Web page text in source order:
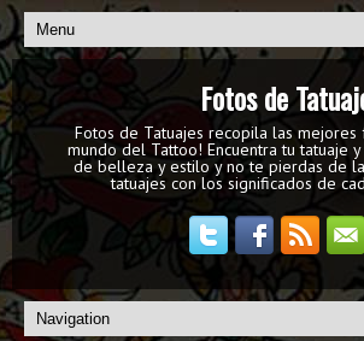
Fotos de
Fotos de Tatuajes recopila las
mundo del Tattoo! Encuentra tu tatuaje
de belleza y estilo y no te pierdas de
tatuajes con los significados de